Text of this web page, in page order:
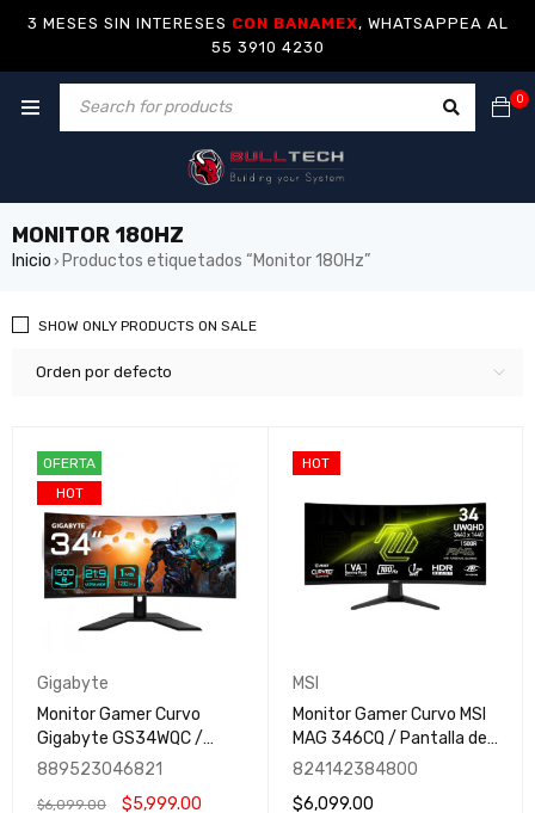
3 MESES SIN INTERESES CON BANAMEX, WHATSAPPEA AL
55 3910 4230
0
MONITOR 180HZ
Inicio › Productos etiquetados “Monitor 180Hz”
Orden por defecto
SHOW ONLY PRODUCTS ON SALE
OFERTA
HOT
Gigabyte
Monitor Gamer Curvo
Gigabyte GS34WQC /
Pantalla LCD 34" /
889523046821
$6,099.00 $5,999.00
HOT
MSI
Monitor Gamer Curvo MSI
MAG 346CQ / Pantalla de
34" / 3440x1440 Ultra
824142384800
$6,099.00